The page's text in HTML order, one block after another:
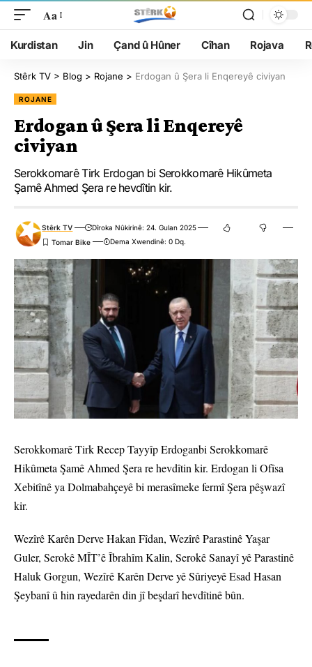
Aa
Kurdistan Jin Çand û Hûner Cîhan Rojava
Stêrk TV > Blog > Rojane > Erdogan û Şera li Enqereyê civiyan
ROJANE
Erdogan û Şera li Enqereyê
civiyan
Serokkomarê Tirk Erdogan bi Serokkomarê Hikûmeta
Şamê Ahmed Şera re hevdîtin kir.
Stêrk TV
Dîroka Nûkirinê: 24. Gulan 2025
Dema Xwendinê: 0 Dq.
Serokkomarê Tirk Recep Tayyîp Erdoganbi Serokkomarê
Hikûmeta Şamê Ahmed Şera re hevdîtin kir. Erdogan li Ofîsa
Xebitînê ya Dolmabahçeyê bi merasîmeke fermî Şera pêşwazî
kir.
Wezîrê Karên Derve Hakan Fîdan, Wezîrê Parastinê Yaşar
Guler, Serokê MÎT’ê Îbrahîm Kalin, Serokê Sanayî yê Parastinê
Haluk Gorgun, Wezîrê Karên Derve yê Sûriyeyê Esad Hasan
Şeybanî û hin rayedarên din jî beşdarî hevdîtinê bûn.